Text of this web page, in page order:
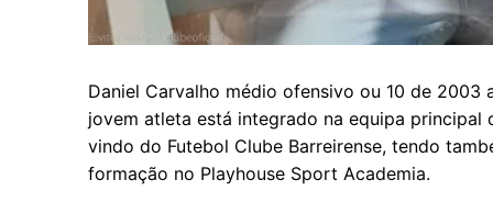
Daniel Carvalho médio ofensivo ou 10 de 2003
jovem atleta está integrado na equipa principal
vindo do Futebol Clube Barreirense, tendo
formação no Playhouse Sport Academia.